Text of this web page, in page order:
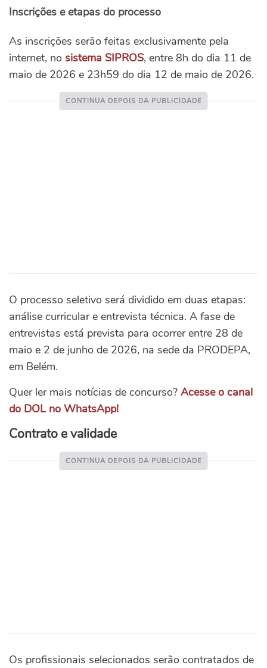
Inscrições e etapas do processo
As inscrições serão feitas exclusivamente pela
internet, no sistema SIPROS, entre 8h do dia 11 de
maio de 2026 e 23h59 do dia 12 de maio de 2026.
O processo seletivo será dividido em duas etapas:
análise curricular e entrevista técnica. A fase de
entrevistas está prevista para ocorrer entre 28 de
maio e 2 de junho de 2026, na sede da PRODEPA,
em Belém.
Quer ler mais notícias de concurso? Acesse o canal
do DOL no WhatsApp!
Contrato e validade
Os profissionais selecionados serão contratados de